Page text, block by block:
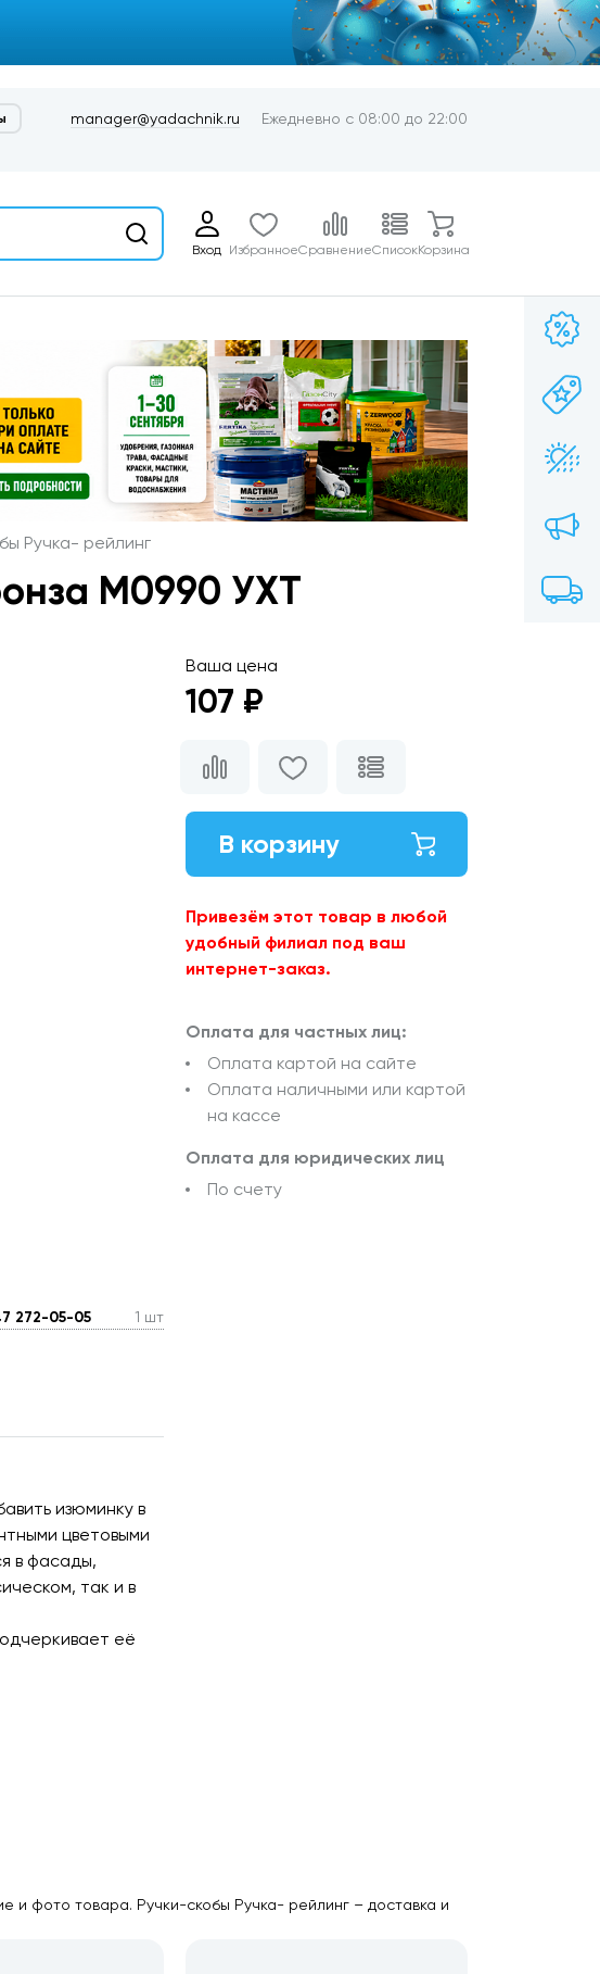
manager@yadachnik.ru Ежедневно с 08:00 до 22:00
Вход ИзбранноеСравнениеСписокКорзина
Ручка- рейлинг
М0990 УХТ
272-05-05 1 шт
изюминку в
цветовыми
в фасады,
так и в
её
Ваша цена
107 ₽
В корзину
Привезём этот товар в любой
удобный филиал под ваш
интернет-заказ.
Оплата для частных лиц:
Оплата картой на сайте
Оплата наличными или картой
на кассе
Оплата для юридических лиц
По счету
и фото товара. Ручки-скобы Ручка- рейлинг – доставка и